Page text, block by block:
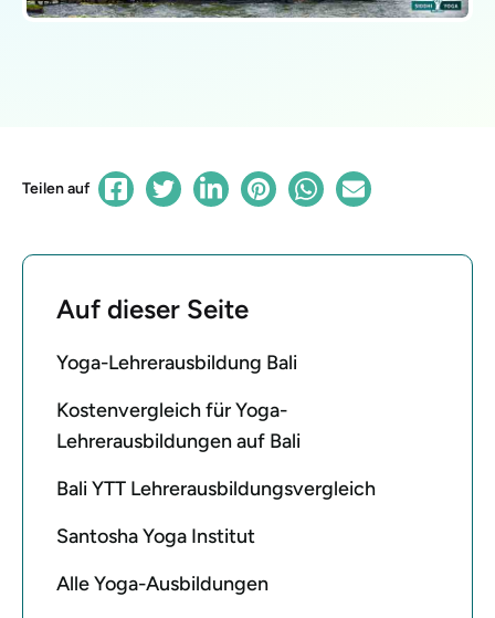
Teilen auf
Auf dieser Seite
Yoga-Lehrerausbildung Bali
Kostenvergleich für Yoga-
Lehrerausbildungen auf Bali
Bali YTT Lehrerausbildungsvergleich
Santosha Yoga Institut
Alle Yoga-Ausbildungen